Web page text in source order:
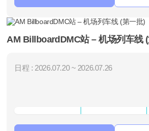
AM BillboardDMC站 – 机场列车线
日程 : 2026.07.20 ~ 2026.07.26